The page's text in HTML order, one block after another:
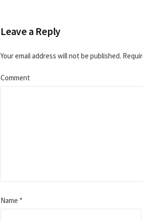
o
s
t
g
a
Leave a Reply
Your email address will not be published.
Comment
Name *